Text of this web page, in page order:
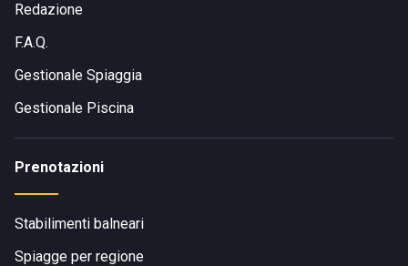
Redazione
F.A.Q.
Gestionale Spiaggia
Gestionale Piscina
Prenotazioni
Stabilimenti balneari
Spiagge per regione